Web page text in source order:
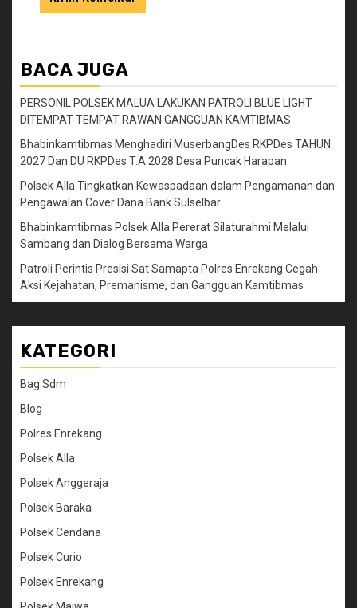
BACA JUGA
PERSONIL POLSEK MALUA LAKUKAN PATROLI BLUE LIGHT
DITEMPAT-TEMPAT RAWAN GANGGUAN KAMTIBMAS
Bhabinkamtibmas Menghadiri MuserbangDes RKPDes TAHUN
2027 Dan DU RKPDes T.A 2028 Desa Puncak Harapan.
Polsek Alla Tingkatkan Kewaspadaan dalam Pengamanan dan
Pengawalan Cover Dana Bank Sulselbar
Bhabinkamtibmas Polsek Alla Pererat Silaturahmi Melalui
Sambang dan Dialog Bersama Warga
Patroli Perintis Presisi Sat Samapta Polres Enrekang Cegah
Aksi Kejahatan, Premanisme, dan Gangguan Kamtibmas
KATEGORI
Bag Sdm
Blog
Polres Enrekang
Polsek Alla
Polsek Anggeraja
Polsek Baraka
Polsek Cendana
Polsek Curio
Polsek Enrekang